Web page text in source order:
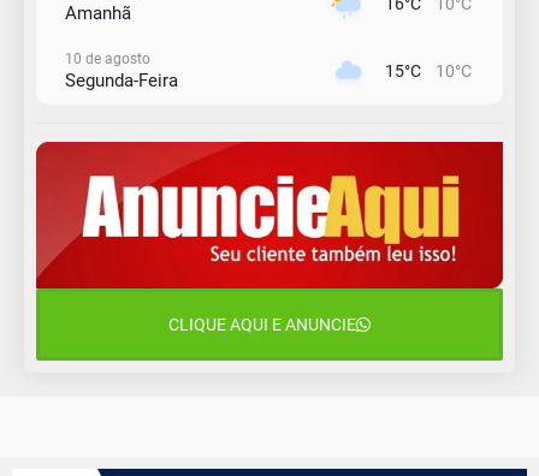
Amanhã
10 de agosto
Segunda-Feira 15°C 10°C
Terça-Feira 12°C 11°C
12 de agosto
Quarta-Feira
CLIQUE AQUI E ANUNCIE